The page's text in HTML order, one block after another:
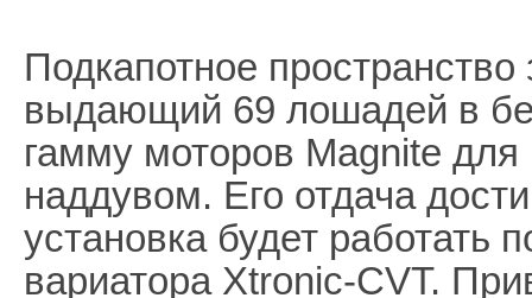
Подкапотное пространство
выдающий 69 лошадей в
гамму моторов Magnite
наддувом. Его отдача
установка будет
вариатора Xtronic-CVT.